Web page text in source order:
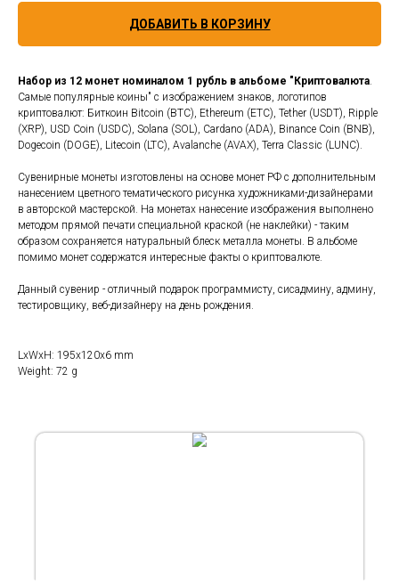
ДОБАВИТЬ В КОРЗИНУ
Набор из 12 монет номиналом 1 рубль в альбоме "Криптовалюта.
Самые популярные коины" с изображением знаков, логотипов
криптовалют: Биткоин Bitcoin (BTC), Ethereum (ETC), Tether (USDT), Ripple
(XRP), USD Coin (USDC), Solana (SOL), Cardano (ADA), Binance Coin (BNB),
Dogecoin (DOGE), Litecoin (LTC), Avalanche (AVAX), Terra Classic (LUNC).
Сувенирные монеты изготовлены на основе монет РФ с дополнительным
нанесением цветного тематического рисунка художниками-дизайнерами
в авторской мастерской. На монетах нанесение изображения выполнено
методом прямой печати специальной краской (не наклейки) - таким
образом сохраняется натуральный блеск металла монеты. В альбоме
помимо монет содержатся интересные факты о криптовалюте.
Данный сувенир - отличный подарок программисту, сисадмину, админу,
тестировщику, веб-дизайнеру на день рождения.
LxWxH: 195x120x6 mm
Weight: 72 g